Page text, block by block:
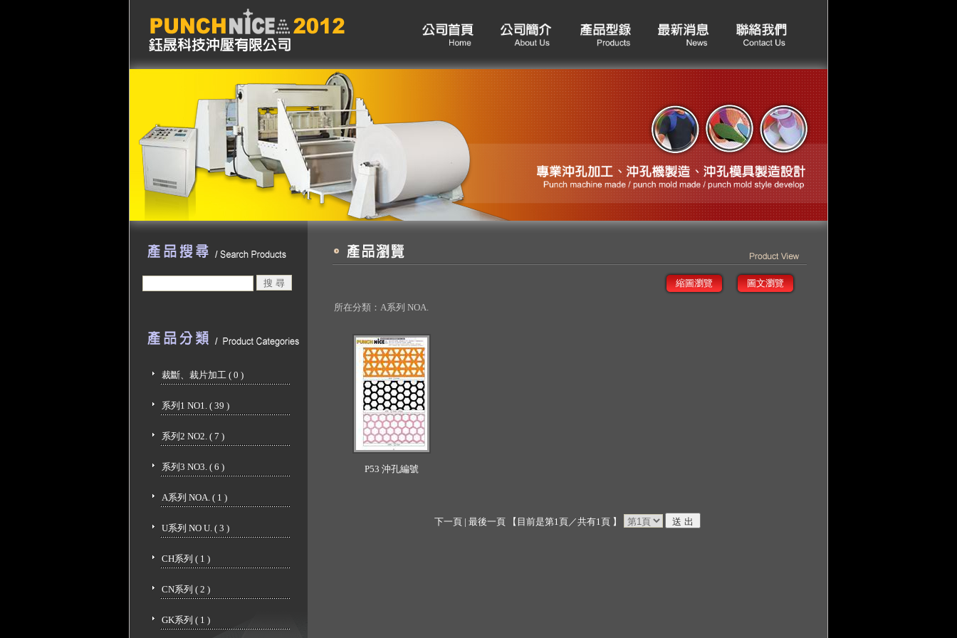
裁斷、裁片加工 ( 0 )
系列1 NO1. ( 39 )
系列2 NO2. ( 7 )
系列3 NO3. ( 6 )
A系列 NOA. ( 1 )
U系列 NO U. ( 3 )
CH系列 ( 1 )
CN系列 ( 2 )
GK系列 ( 1 )
縮圖瀏覽 圖文瀏覽
所在分類： A系列 NOA.
P53 沖孔編號
下一頁 | 最後一頁 【目前是第1頁／共有1頁 】